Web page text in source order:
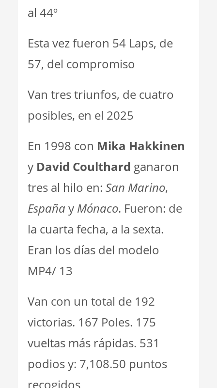
al 44º
Esta vez fueron 54 Laps, de
57, del compromiso
Van tres triunfos, de cuatro
posibles, en el 2025
En 1998 con Mika Hakkinen
y David Coulthard ganaron
tres al hilo en:San Marino,
España y Mónaco. Fueron: de
la cuarta fecha, a la sexta.
Eran los días del modelo
MP4/ 13
Van con un total de 192
victorias. 167 Poles. 175
vueltas más rápidas. 531
podios y: 7,108.50 puntos
recogidos